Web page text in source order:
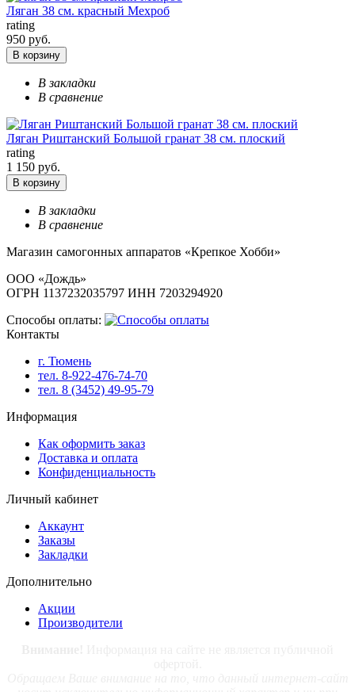
Ляган 38 см. красный Мехроб
rating
950 руб.
В корзину
В закладки
В сравнение
Ляган Риштанский Большой гранат 38 см. плоский
rating
1 150 руб.
В корзину
В закладки
В сравнение
Магазин самогонных аппаратов «Крепкое Хобби»
ООО «Дождь»
ОГРН 1137232035797 ИНН 7203294920
Способы оплаты:
Контакты
г. Тюмень
тел. 8-922-476-74-70
тел. 8 (3452) 49-95-79
Информация
Как оформить заказ
Доставка и оплата
Конфиденциальность
Личный кабинет
Аккаунт
Заказы
Закладки
Дополнительно
Акции
Производители